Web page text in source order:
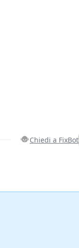
Chiedi a FixBot